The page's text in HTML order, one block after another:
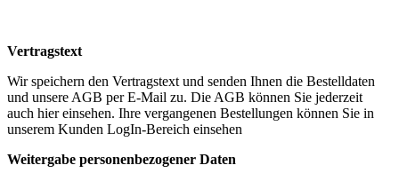
Vertragstext
Wir speichern den Vertragstext und senden Ihnen die Bestelldaten
und unsere AGB per E-Mail zu. Die AGB können Sie jederzeit
auch hier einsehen. Ihre vergangenen Bestellungen können Sie in
unserem Kunden LogIn-Bereich einsehen
Weitergabe personenbezogener Daten